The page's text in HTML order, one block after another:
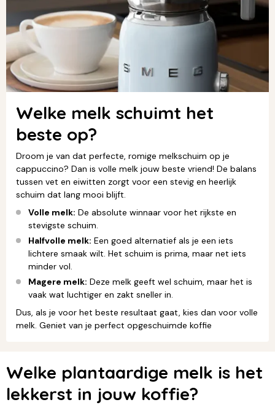
Welke melk schuimt het
beste op?
Droom je van dat perfecte, romige melkschuim op je
cappuccino? Dan is volle melk jouw beste vriend! De balans
tussen vet en eiwitten zorgt voor een stevig en heerlijk
schuim dat lang mooi blijft.
Volle melk: De absolute winnaar voor het rijkste en
stevigste schuim.
Halfvolle melk: Een goed alternatief als je een iets
lichtere smaak wilt. Het schuim is prima, maar net iets
minder vol.
Magere melk: Deze melk geeft wel schuim, maar het is
vaak wat luchtiger en zakt sneller in.
Dus, als je voor het beste resultaat gaat, kies dan voor volle
melk. Geniet van je perfect opgeschuimde koffie
Welke plantaardige melk is het
lekkerst in jouw koffie?